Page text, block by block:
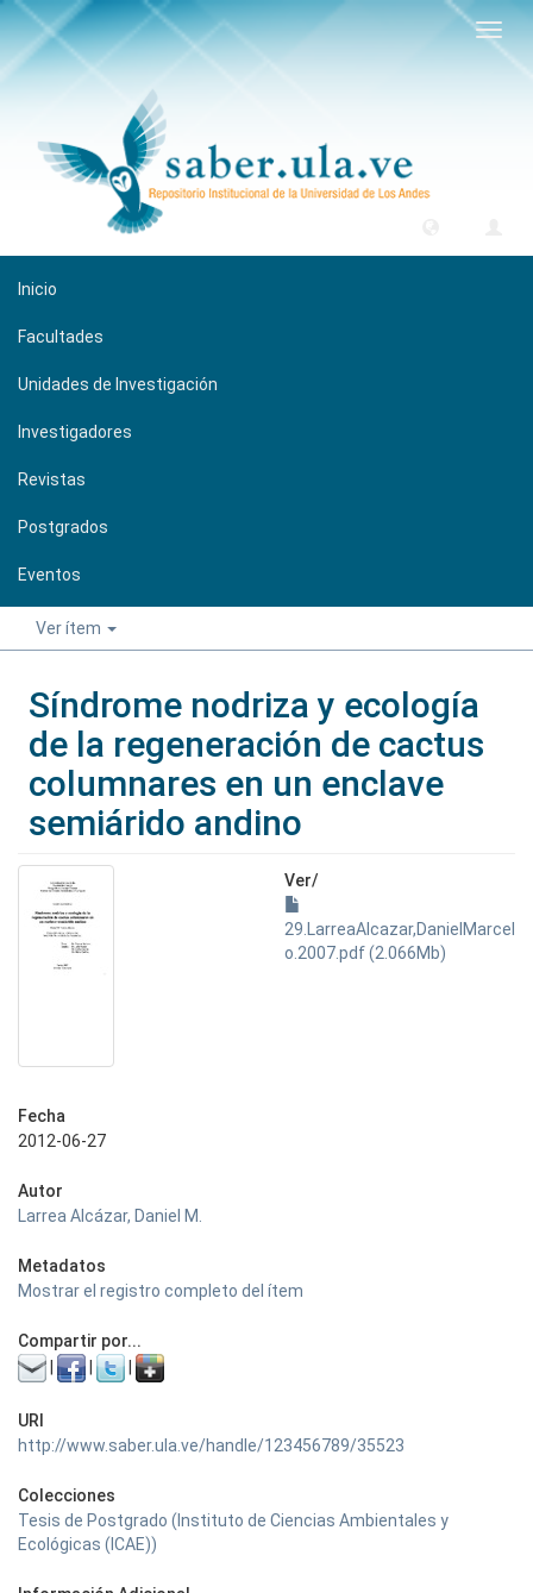
Inicio
Facultades
Unidades de Investigación
Investigadores
Revistas
Postgrados
Eventos
Ver ítem
Síndrome nodriza y ecología
de la regeneración de cactus
columnares en un enclave
semiárido andino
Ver/
29.LarreaAlcazar,DanielMarcel
o.2007.pdf (2.066Mb)
Fecha
2012-06-27
Autor
Larrea Alcázar, Daniel M.
Metadatos
Mostrar el registro completo del ítem
Compartir por...
URI
http://www.saber.ula.ve/handle/123456789/35523
Colecciones
Tesis de Postgrado (Instituto de Ciencias Ambientales y
Ecológicas (ICAE))